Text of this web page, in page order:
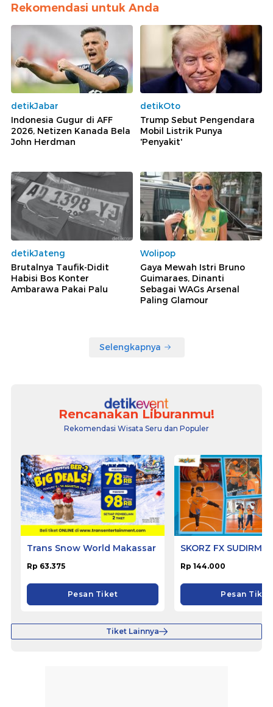
Rekomendasi untuk Anda
detikJabar
Indonesia Gugur di AFF
2026, Netizen Kanada Bela
John Herdman
detikOto
Trump Sebut Pengendara
Mobil Listrik Punya
'Penyakit'
detikJateng
Brutalnya Taufik-Didit
Habisi Bos Konter
Ambarawa Pakai Palu
Wolipop
Gaya Mewah Istri Bruno
Guimaraes, Dinanti
Sebagai WAGs Arsenal
Paling Glamour
Selengkapnya
Rencanakan Liburanmu!
Rekomendasi Wisata Seru dan Populer
Trans Snow World Makassar
Rp 63.375
Pesan Tiket
SKORZ FX
Rp 144.000
Pesan Tiket
Tiket Lainnya